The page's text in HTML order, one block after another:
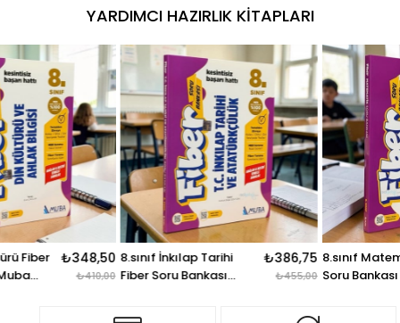
YARDIMCI HAZIRLIK KITAPLARI
8.sınıf İnkılap Tarihi
Fiber Soru Bankası
₺386,75
₺455,00
8.sınıf Matematik Fiber
Soru Bankası Muba
₺467,50
₺550,00